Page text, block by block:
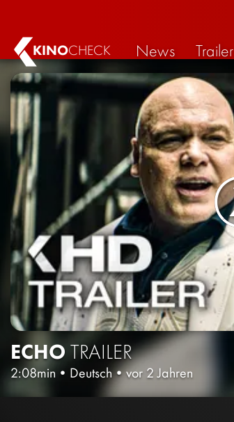
KINOCHECK News Trailer
ECHO TRAILER
2:08min • Deutsch•vor 2 Jahren